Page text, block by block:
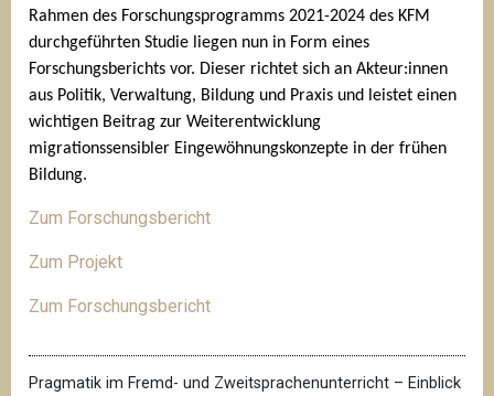
Rahmen des Forschungsprogramms 2021-2024 des KFM
durchgeführten Studie liegen nun in Form eines
Forschungsberichts vor. Dieser richtet sich an Akteur:innen
aus Politik, Verwaltung, Bildung und Praxis und leistet einen
wichtigen Beitrag zur Weiterentwicklung
migrationssensibler Eingewöhnungskonzepte in der frühen
Bildung.
Zum Forschungsbericht
Zum Projekt
Zum Forschungsbericht
Pragmatik im Fremd- und Zweitsprachenunterricht – Einblick